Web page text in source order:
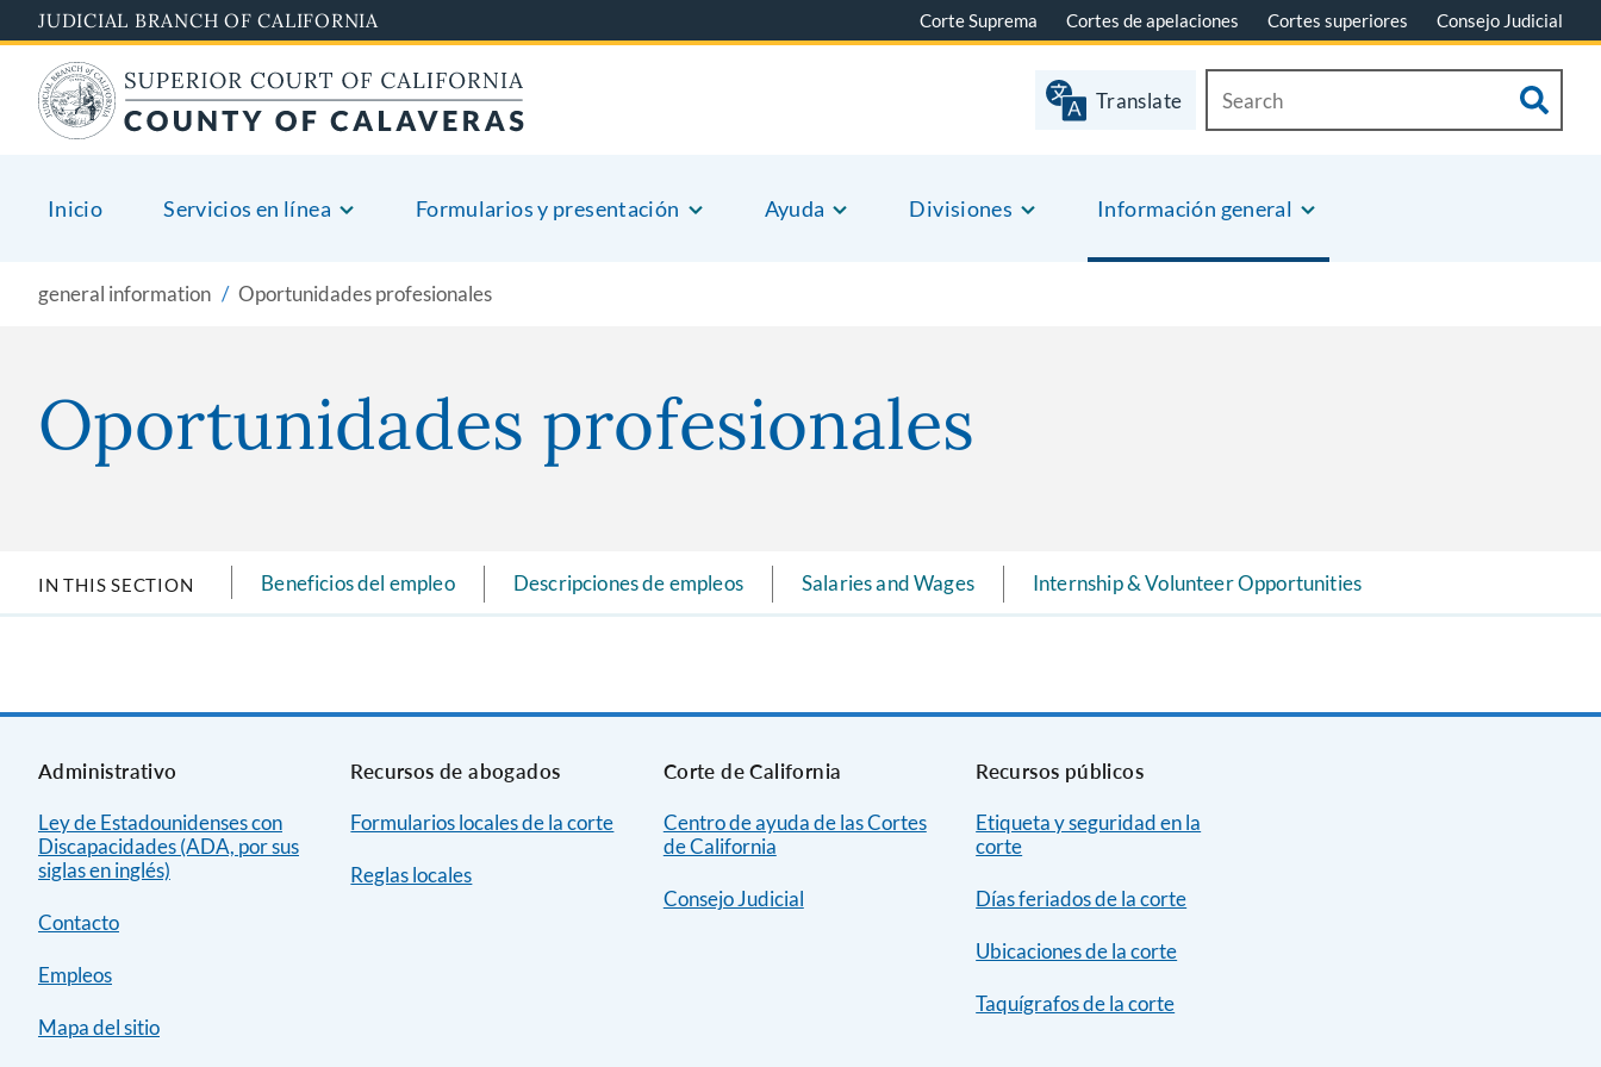
to
main
content
JUDICIAL BRANCH OF CALIFORNIA Corte Suprema Cortes de apelaciones Cortes superiores Consejo Judicial
Inicio Servicios en línea Formularios y presentación Ayuda Divisiones Información general
Translate
general information Oportunidades profesionales
Oportunidades profesionales
IN THIS SECTION Beneficios del empleo Descripciones de empleos Salaries and Wages Internship & Volunteer Opportunities
Administrativo
Ley de Estadounidenses con
Discapacidades (ADA, por sus
siglas en inglés)
Contacto
Empleos
Mapa del sitio
Recursos de abogados
Formularios locales de la corte
Reglas locales
Corte de California
Centro de ayuda de las Cortes
de California
Consejo Judicial
Recursos públicos
Etiqueta y seguridad en la
corte
Días feriados de la corte
Ubicaciones de la corte
Taquígrafos de la corte